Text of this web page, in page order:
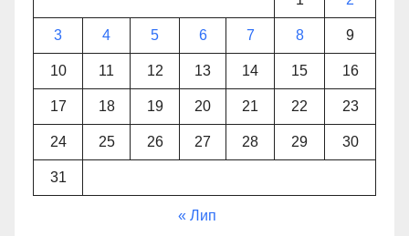
3 4 5 6 7 8 9
10 11 12 13 14 15 16
17 18 19 20 21 22 23
24 25 26 27 28 29 30
31
« Лип